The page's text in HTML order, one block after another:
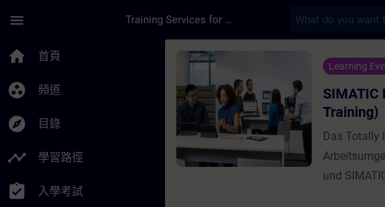
menu Training Services for Digital Industries
home 首頁
group_work 頻道
explore 目錄
timeline 學習路徑
assignment_turned_in 入學考試
課程 - SIMATIC
Learning
SIMATIC
Training)
Das Totally
und